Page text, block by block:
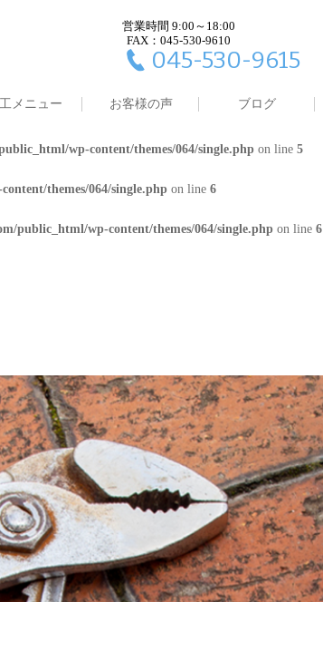
営業時間 9:00～18:00
FAX：045-530-9610
045-530-9615
メニュー お客様の声 ブログ
themes/064/single.phpon line4
public_html/wp-content/themes/064/single.phpon line
themes/064/single.phpon line
wp-content/themes/064/single.php on line 5
themes/064/single.php on line 6
public_html/wp-content/themes/064/single.php on line 6